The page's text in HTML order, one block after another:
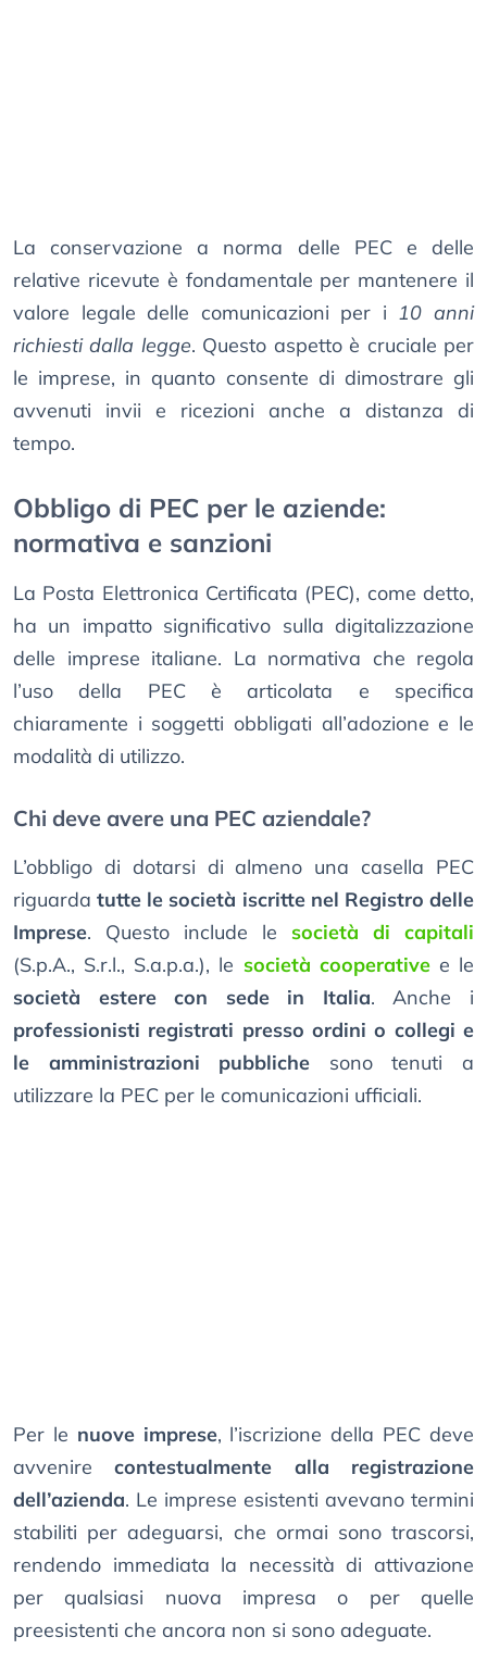
La conservazione a norma delle PEC e delle
relative ricevute è fondamentale per mantenere il
valore legale delle comunicazioni per i 10 anni
richiesti dalla legge. Questo aspetto è cruciale per
le imprese, in quanto consente di dimostrare gli
avvenuti invii e ricezioni anche a distanza di
tempo.
Obbligo di PEC per le aziende:
normativa e sanzioni
La Posta Elettronica Certificata (PEC), come detto,
ha un impatto significativo sulla digitalizzazione
delle imprese italiane. La normativa che regola
l’uso della PEC è articolata e specifica
chiaramente i soggetti obbligati all’adozione e le
modalità di utilizzo.
Chi deve avere una PEC aziendale?
L’obbligo di dotarsi di almeno una casella PEC
riguardatutte le società iscritte nel Registro delle
Imprese. Questo include le società di capitali
(S.p.A., S.r.l., S.a.p.a.), le società cooperativee le
società estere con sede in Italia. Anche i
professionisti registrati presso ordini o collegi e
le amministrazioni pubbliche sono tenuti a
utilizzare la PEC per le comunicazioni ufficiali.
Per le nuove imprese, l’iscrizione della PEC deve
avvenirecontestualmente alla registrazione
dell’azienda. Le imprese esistenti avevano termini
stabiliti per adeguarsi, che ormai sono trascorsi,
rendendo immediata la necessità di attivazione
per qualsiasi nuova impresa o per quelle
preesistenti che ancora non si sono adeguate.